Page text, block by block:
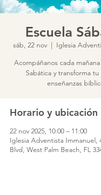
Escuela
sáb, 22 nov
  |
Iglesia
Acompáñanos cada
Sabática y transforma
enseñanzas
Horario y ubicación
22 nov 2025, 10:00 – 11:00
Iglesia Adventista Immanuel,
Blvd, West Palm Beach, FL